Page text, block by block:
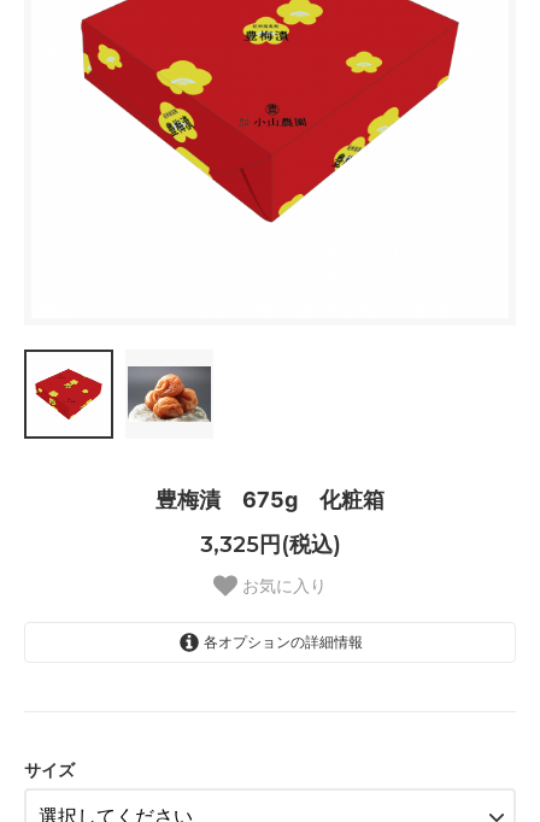
豊梅漬 675g 化粧箱
3,325円(税込)
お気に入り
各オプションの詳細情報
サイズ